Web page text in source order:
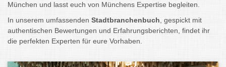
München und lasst euch von Münchens Expertise begleiten.
In unserem umfassenden Stadtbranchenbuch , gespickt mit
authentischen Bewertungen und Erfahrungsberichten, findet ihr
die perfekten Experten für eure Vorhaben.